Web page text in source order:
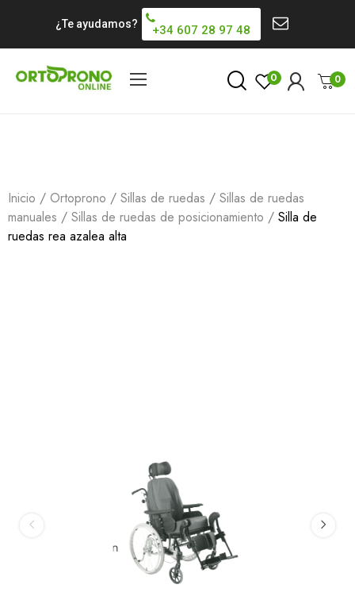
¿Te ayudamos? +34 607 28 97 48
0 0
Inicio Ortoprono Sillas de ruedas
Sillas de ruedas
manuales
Sillas de ruedas de posicionamiento
Silla de
ruedas rea azalea alta